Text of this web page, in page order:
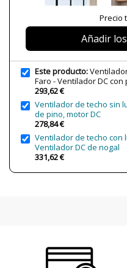
Alimentación
Potencia en Vatios
Protección IP
Certificados
Precio
Añadir
Este producto:
Faro - Ventilador DC con
293,62 €
Ventilador de techo sin
de pino, motor DC
278,84 €
Ventilador de techo con
Ventilador DC de nogal
331,62 €